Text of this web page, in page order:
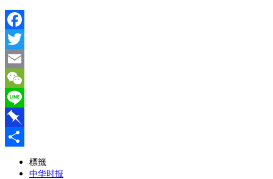
Facebook
Twitter
Email
WeChat
Line
Pinboard
標籤
中华时报